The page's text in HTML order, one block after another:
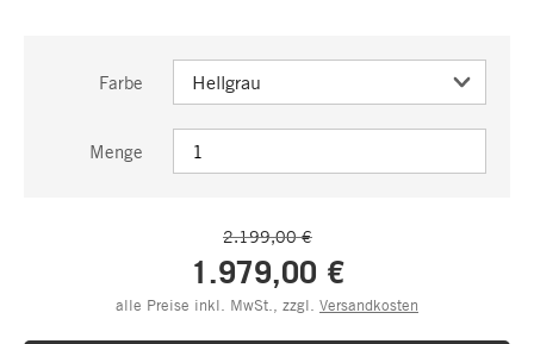
Farbe
Menge
2.199,00 €
1.979,00 €
alle Preise inkl. MwSt., zzgl. Versandkosten